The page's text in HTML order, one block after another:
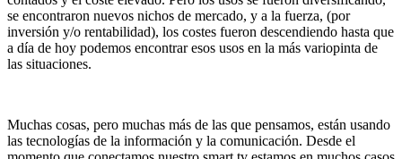
se encontraron nuevos nichos de mercado, y a la fuerza, (por
inversión y/o rentabilidad), los costes fueron descendiendo hasta que
a día de hoy podemos encontrar esos usos en la más variopinta de
las situaciones.
Muchas cosas, pero muchas más de las que pensamos, están usando
las tecnologías de la información y la comunicación. Desde el